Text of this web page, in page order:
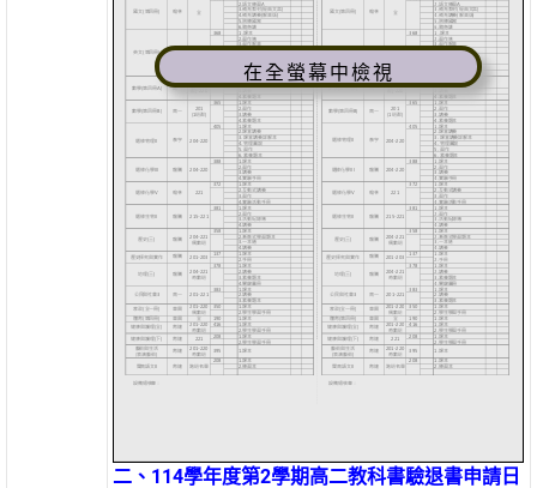
在全螢幕中檢視
二、114學年度第2學期高二教科書驗退書申請日